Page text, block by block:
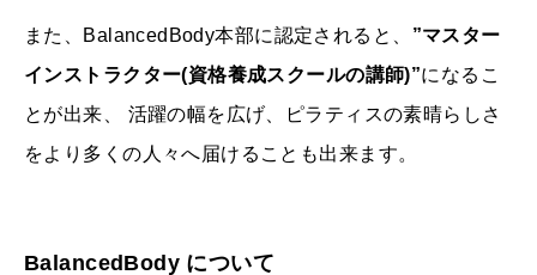
また、BalancedBody本部に認定されると、 ”マスター
インストラクター(資格養成スクールの講師)”になるこ
とが出来、 活躍の幅を広げ、ピラティスの素晴らしさ
をより多くの人々へ届けることも出来ます。
BalancedBody について